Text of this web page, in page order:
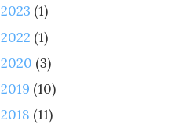
2023 (1)
2022 (1)
2020 (3)
2019 (10)
2018 (11)